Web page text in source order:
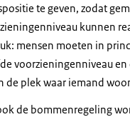
te geven, zodat
kunnen
mensen moeten in
voorzieningenniveau
de plek waar iemand
de bommenregeling